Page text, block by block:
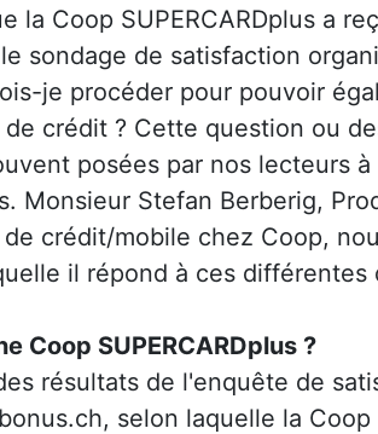
la Coop SUPERCARDplus a
sondage de satisfaction
je procéder pour pouvoir
crédit ? Cette question ou
posées par nos lecteurs
Monsieur Stefan Berberig,
crédit/mobile chez Coop,
il répond à ces différentes
Coop SUPERCARDplus ?
résultats de l'enquête de
selon laquelle la Coop